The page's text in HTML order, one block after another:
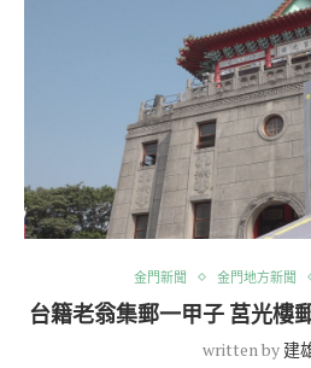
金門新聞 金門地方新聞
台籍老翁集郵一甲子 莒光樓
written by 建